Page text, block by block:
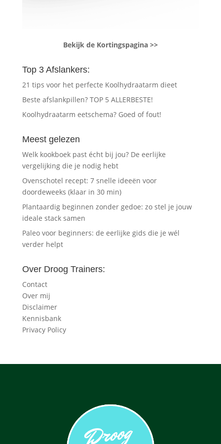
Bekijk de Kortingspagina >>
Top 3 Afslankers:
21 tips voor het perfecte Koolhydraatarm dieet
Beste afslankpillen? TOP 5 ALLERBESTE!
Koolhydraatarm eetschema? Goed of fout!
Meest gelezen
Welk kookboek past écht bij jou? De eerlijke
vergelijking die je nodig hebt
Ovenschotel recept: 7 snelle ideeën voor
doordeweeks (klaar in 30 min)
Plantaardig beginnen zonder gedoe: zo stel je jouw
ideale stack samen
Paleo voor beginners: de eerlijke gids die je wél
verder helpt
Over Droog Trainers:
Contact
Over mij
Disclaimer
Kennisbank
Privacy Policy